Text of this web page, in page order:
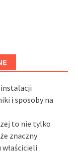
i sposoby na
to nie tylko
znaczny